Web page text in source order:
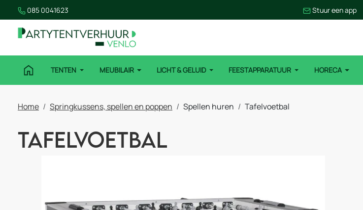
085 0041623 Stuur een app
TENTEN MEUBILAIR LICHT & GELUID FEESTAPPARATUUR HORECA
Home Springkussens, spellen en poppen Spellen huren Tafelvoetbal
Tafelvoetbal